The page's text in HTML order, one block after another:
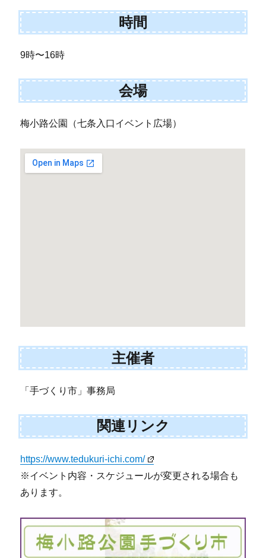
時間
9時〜16時
会場
梅小路公園（七条入口イベント広場）
主催者
「手づくり市」事務局
関連リンク
https://www.tedukuri-ichi.com/
※イベント内容・スケジュールが変更される場合も
あります。